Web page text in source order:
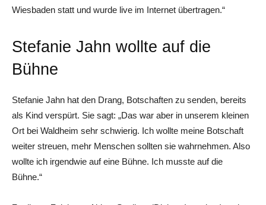
Wiesbaden statt und wurde live im Internet übertragen.“
Stefanie Jahn wollte auf die
Bühne
Stefanie Jahn hat den Drang, Botschaften zu senden, bereits
als Kind verspürt. Sie sagt: „Das war aber in unserem kleinen
Ort bei Waldheim sehr schwierig. Ich wollte meine Botschaft
weiter streuen, mehr Menschen sollten sie wahrnehmen. Also
wollte ich irgendwie auf eine Bühne. Ich musste auf die
Bühne.“